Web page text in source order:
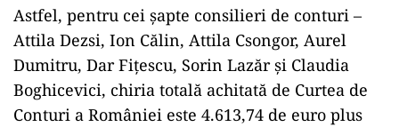
Astfel, pentru cei șapte consilieri de conturi –
Attila Dezsi, Ion Călin, Attila Csongor, Aurel
Dumitru, Dar Fițescu, Sorin Lazăr și Claudia
Boghicevici, chiria totală achitată de Curtea de
Conturi a României este 4.613,74 de euro plus